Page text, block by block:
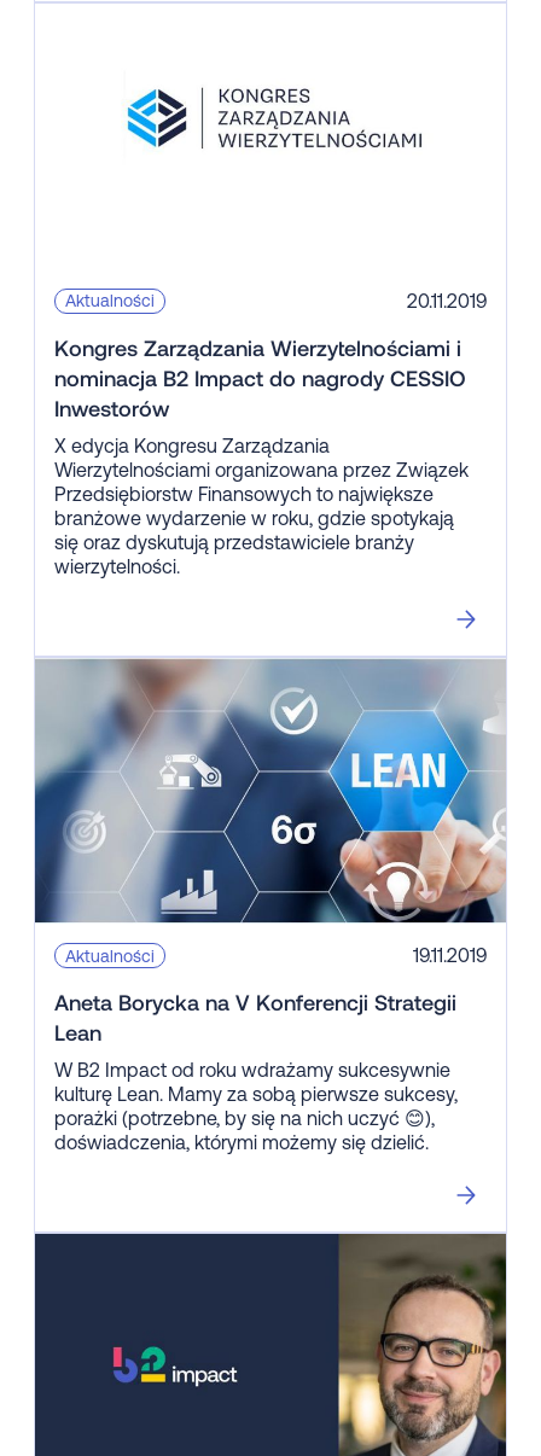
Aktualności 20.11.2019
Kongres Zarządzania Wierzytelnościami i
nominacja B2 Impact do nagrody CESSIO
Inwestorów
X edycja Kongresu Zarządzania
Wierzytelnościami organizowana przez Związek
Przedsiębiorstw Finansowych to największe
branżowe wydarzenie w roku, gdzie spotykają
się oraz dyskutują przedstawiciele branży
wierzytelności.
Aktualności 19.11.2019
Aneta Borycka na V Konferencji Strategii
Lean
W B2 Impact od roku wdrażamy sukcesywnie
kulturę Lean. Mamy za sobą pierwsze sukcesy,
porażki (potrzebne, by się na nich uczyć 😊),
doświadczenia, którymi możemy się dzielić.